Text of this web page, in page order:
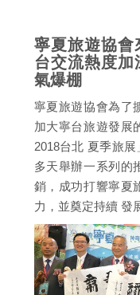
寧夏旅遊協會
台交流熱度加
氣爆棚
寧夏旅遊協會為了
加大寧台旅遊發展
2018台北 夏季旅
多天舉辦一系列的
銷，成功打響寧夏
力，並奠定持續 發